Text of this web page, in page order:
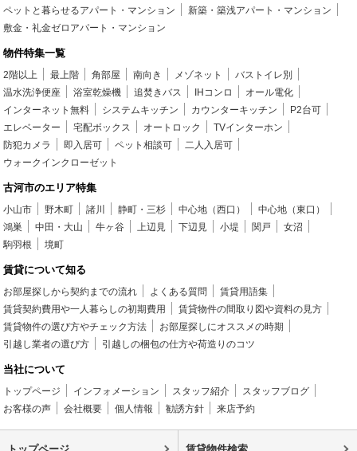
ペットと暮らせるアパート・マンション
新築・築浅アパート・マンション
敷金・礼金ゼロアパート・マンション
物件特集一覧
2階以上 最上階 角部屋 南向き メゾネット
バストイレ別
温水洗浄便座
浴室乾燥機 追焚きバス IHコンロ
オール電化
インターネット無料
システムキッチン カウンターキッチン
P2台可
エレベーター
宅配ボックス オートロック
TVインターホン
防犯カメラ
即入居可 ペット相談可
二人入居可
ウォークインクローゼット
古河市のエリア特集
小山市 野木町 諸川 静町・三杉 中心地（西口）
中心地（東口）
鴻巣
中田・大山 牛ヶ谷 上辺見 下辺見 小堤 関戸
女沼
駒羽根
境町
賃貸について知る
お部屋探しから契約までの流れ よくある質問
賃貸用語集
賃貸契約費用や一人暮らしの初期費用
賃貸物件の間取り図や資料の見方
賃貸物件の選び方やチェック方法
お部屋探しにオススメの時期
引越し業者の選び方
引越しの梱包の仕方や荷造りのコツ
当社について
トップページ インフォメーション スタッフ紹介
スタッフブログ
お客様の声
会社概要 個人情報 勧誘方針 来店予約